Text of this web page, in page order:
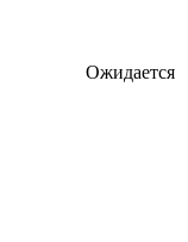
Ожидается